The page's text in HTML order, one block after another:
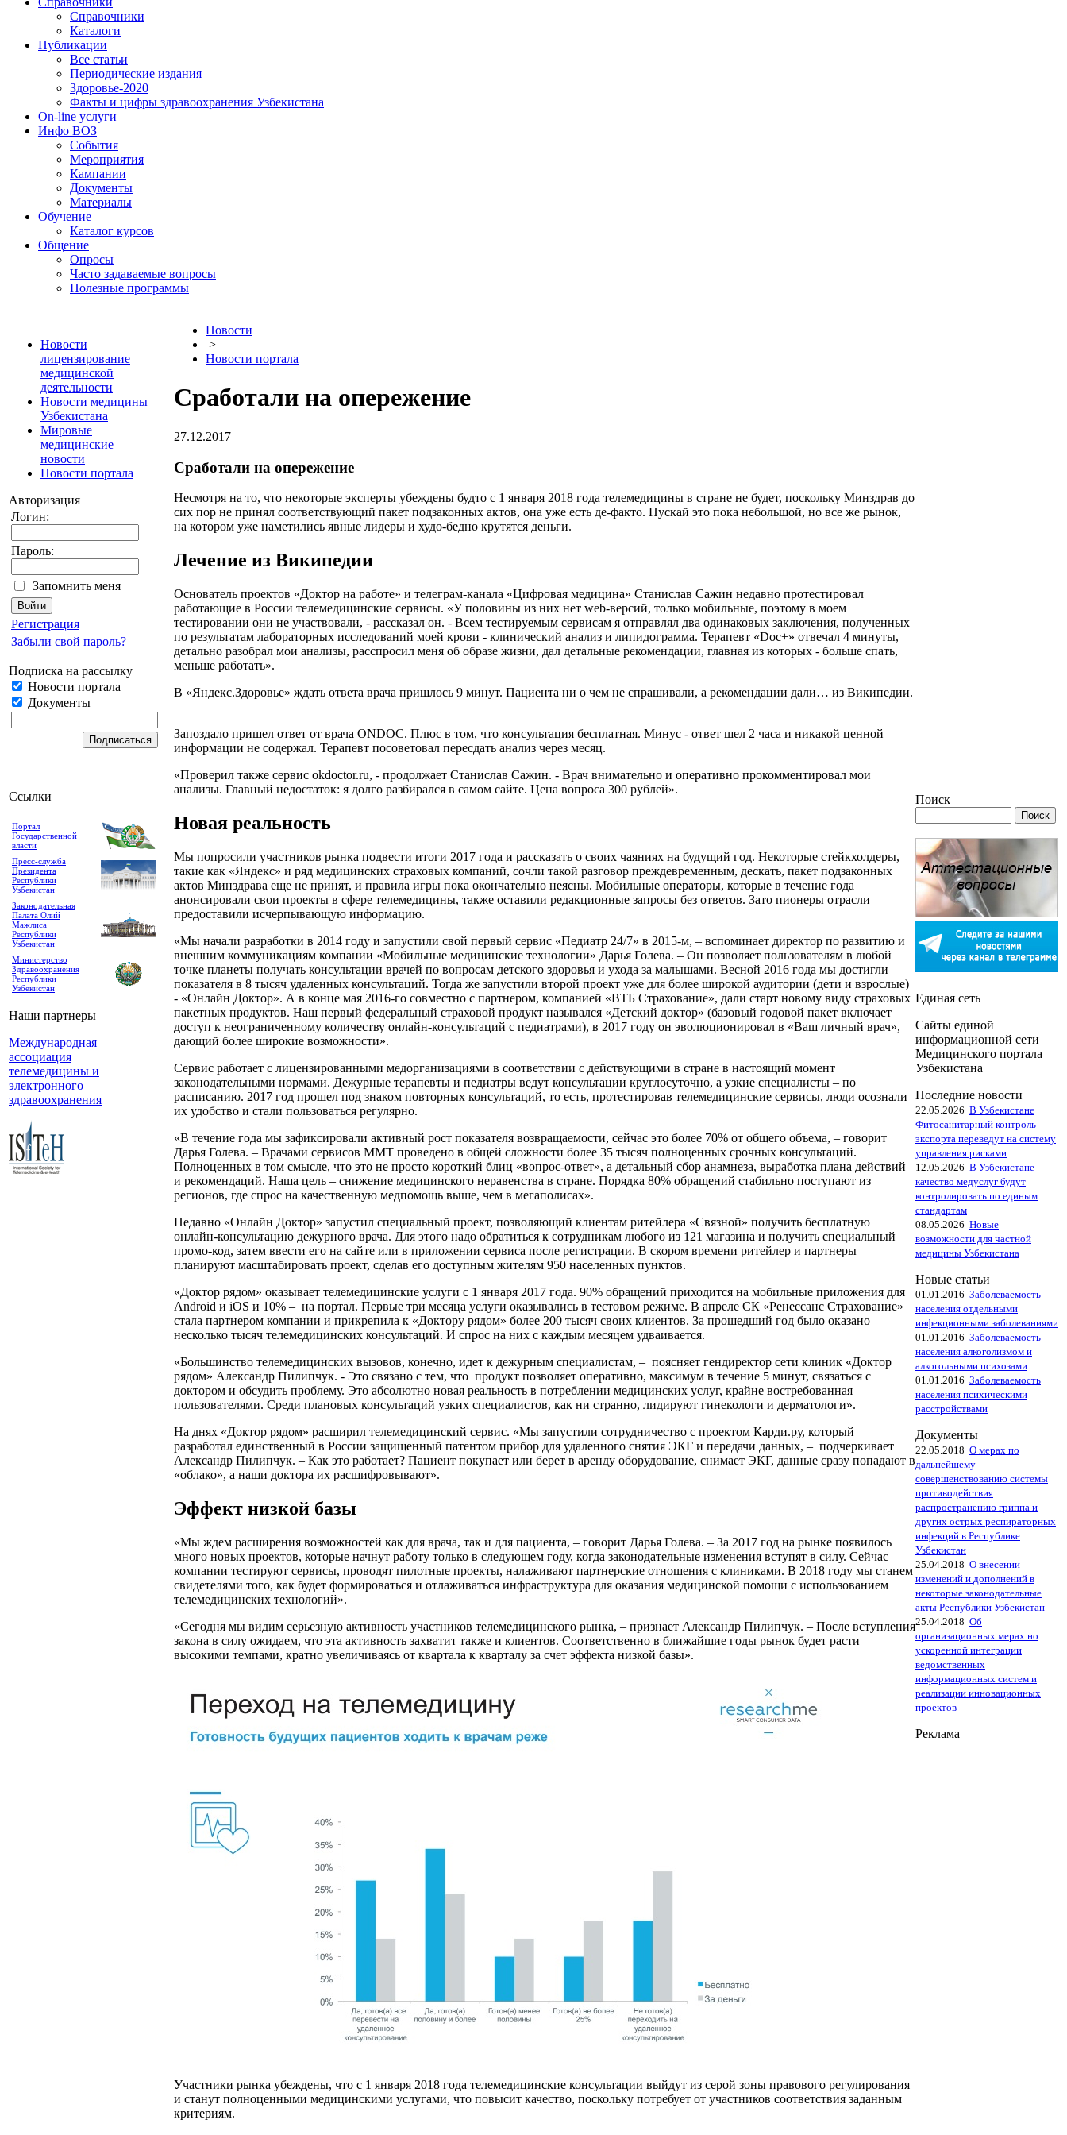
Справочники
Каталоги
Публикации
Все статьи
Периодические издания
Здоровье-2020
Факты и цифры здравоохранения Узбекистана
On-line услуги
Инфо ВОЗ
События
Мероприятия
Кампании
Документы
Материалы
Обучение
Каталог курсов
Общение
Опросы
Часто задаваемые вопросы
Полезные программы
Новости
лицензирование
медицинской
деятельности
Новости медицины
Узбекистана
Мировые
медицинские
новости
Новости портала
Авторизация
Логин:
Пароль:
Запомнить меня
Регистрация
Забыли свой пароль?
Подписка на рассылку
Новости портала
Документы
Ссылки
Портал
Государственной
власти
Пресс-служба
Президента
Республики
Узбекистан
Законодательная
Палата Олий
Мажлиса
Республики
Узбекистан
Министерство
Здравоохранения
Республики
Узбекистан
Наши партнеры
Международная
ассоциация
телемедицины и
электронного
здравоохранения
Новости
>
Новости портала
Сработали на опережение
27.12.2017
Сработали на опережение
Несмотря на то, что некоторые эксперты убеждены будто с 1 января 2018 года телемедицины в стране не будет, поскольку Минздрав до
сих пор не принял соответствующий пакет подзаконных актов, она уже есть де-факто. Пускай это пока небольшой, но все же рынок,
на котором уже наметились явные лидеры и худо-бедно крутятся деньги.
Лечение из Википедии
Основатель проектов «Доктор на работе» и телеграм-канала «Цифровая медицина» Станислав Сажин недавно протестировал
работающие в России телемедицинские сервисы. «У половины из них нет web-версий, только мобильные, поэтому в моем
тестировании они не участвовали, - рассказал он. - Всем тестируемым сервисам я отправлял два одинаковых заключения, полученных
по результатам лабораторных исследований моей крови - клинический анализ и липидограмма. Терапевт «Doc+» отвечал 4 минуты,
детально разобрал мои анализы, расспросил меня об образе жизни, дал детальные рекомендации, главная из которых - больше спать,
меньше работать».
В «Яндекс.Здоровье» ждать ответа врача пришлось 9 минут. Пациента ни о чем не спрашивали, а рекомендации дали… из Википедии.
Запоздало пришел ответ от врача ONDOC. Плюс в том, что консультация бесплатная. Минус - ответ шел 2 часа и никакой ценной
информации не содержал. Терапевт посоветовал пересдать анализ через месяц.
«Проверил также сервис okdoctor.ru, - продолжает Станислав Сажин. - Врач внимательно и оперативно прокомментировал мои
анализы. Главный недостаток: я долго разбирался в самом сайте. Цена вопроса 300 рублей».
Новая реальность
Мы попросили участников рынка подвести итоги 2017 года и рассказать о своих чаяниях на будущий год. Некоторые стейкхолдеры,
такие как «Яндекс» и ряд медицинских страховых компаний, сочли такой разговор преждевременным, дескать, пакет подзаконных
актов Минздрава еще не принят, и правила игры пока окончательно неясны. Мобильные операторы, которые в течение года
анонсировали свои проекты в сфере телемедицины, также оставили редакционные запросы без ответов. Зато пионеры отрасли
предоставили исчерпывающую информацию.
«Мы начали разработки в 2014 году и запустили свой первый сервис «Педиатр 24/7» в 2015-м, – вспоминает директор по развитию и
внешним коммуникациям компании «Мобильные медицинские технологии» Дарья Голева. – Он позволяет пользователям в любой
точке планеты получать консультации врачей по вопросам детского здоровья и ухода за малышами. Весной 2016 года мы достигли
показателя в 8 тысяч удаленных консультаций. Тогда же запустили второй проект уже для более широкой аудитории (дети и взрослые)
- «Онлайн Доктор». А в конце мая 2016-го совместно с партнером, компанией «ВТБ Страхование», дали старт новому виду страховых
пакетных продуктов. Наш первый федеральный страховой продукт назывался «Детский доктор» (базовый годовой пакет включает
доступ к неограниченному количеству онлайн-консультаций с педиатрами), в 2017 году он эволюционировал в «Ваш личный врач»,
дающий более широкие возможности».
Сервис работает с лицензированными медорганизациями в соответствии с действующими в стране в настоящий момент
законодательными нормами. Дежурные терапевты и педиатры ведут консультации круглосуточно, а узкие специалисты – по
расписанию. 2017 год прошел под знаком повторных консультаций, то есть, протестировав телемедицинские сервисы, люди осознали
их удобство и стали пользоваться регулярно.
«В течение года мы зафиксировали активный рост показателя возвращаемости, сейчас это более 70% от общего объема, – говорит
Дарья Голева. – Врачами сервисов ММТ проведено в общей сложности более 35 тысяч полноценных срочных консультаций.
Полноценных в том смысле, что это не просто короткий блиц «вопрос-ответ», а детальный сбор анамнеза, выработка плана действий
и рекомендаций. Наша цель – снижение медицинского неравенства в стране. Порядка 80% обращений стабильно поступают из
регионов, где спрос на качественную медпомощь выше, чем в мегаполисах».
Недавно «Онлайн Доктор» запустил специальный проект, позволяющий клиентам ритейлера «Связной» получить бесплатную
онлайн-консультацию дежурного врача. Для этого надо обратиться к сотрудникам любого из 121 магазина и получить специальный
промо-код, затем ввести его на сайте или в приложении сервиса после регистрации. В скором времени ритейлер и партнеры
планируют масштабировать проект, сделав его доступным жителям 950 населенных пунктов.
«Доктор рядом» оказывает телемедицинские услуги с 1 января 2017 года. 90% обращений приходится на мобильные приложения для
Android и iOS и 10% – на портал. Первые три месяца услуги оказывались в тестовом режиме. В апреле СК «Ренессанс Страхование»
стала партнером компании и прикрепила к «Доктору рядом» более 200 тысяч своих клиентов. За прошедший год было оказано
несколько тысяч телемедицинских консультаций. И спрос на них с каждым месяцем удваивается.
«Большинство телемедицинских вызовов, конечно, идет к дежурным специалистам, – поясняет гендиректор сети клиник «Доктор
рядом» Александр Пилипчук. - Это связано с тем, что продукт позволяет оперативно, максимум в течение 5 минут, связаться с
доктором и обсудить проблему. Это абсолютно новая реальность в потреблении медицинских услуг, крайне востребованная
пользователями. Среди плановых консультаций узких специалистов, как ни странно, лидируют гинекологи и дерматологи».
На днях «Доктор рядом» расширил телемедицинский сервис. «Мы запустили сотрудничество с проектом Карди.ру, который
разработал единственный в России защищенный патентом прибор для удаленного снятия ЭКГ и передачи данных, – подчеркивает
Александр Пилипчук. – Как это работает? Пациент покупает или берет в аренду оборудование, снимает ЭКГ, данные сразу попадают в
«облако», а наши доктора их расшифровывают».
Эффект низкой базы
«Мы ждем расширения возможностей как для врача, так и для пациента, – говорит Дарья Голева. – За 2017 год на рынке появилось
много новых проектов, которые начнут работу только в следующем году, когда законодательные изменения вступят в силу. Сейчас
компании тестируют сервисы, проводят пилотные проекты, налаживают партнерские отношения с клиниками. В 2018 году мы станем
свидетелями того, как будет формироваться и отлаживаться инфраструктура для оказания медицинской помощи с использованием
телемедицинских технологий».
«Сегодня мы видим серьезную активность участников телемедицинского рынка, – признает Александр Пилипчук. – После вступления
закона в силу ожидаем, что эта активность захватит также и клиентов. Соответственно в ближайшие годы рынок будет расти
высокими темпами, кратно увеличиваясь от квартала к кварталу за счет эффекта низкой базы».
Участники рынка убеждены, что с 1 января 2018 года телемедицинские консультации выйдут из серой зоны правового регулирования
и станут полноценными медицинскими услугами, что повысит качество, поскольку потребует от участников соответствия заданным
критериям.
Поиск
Единая сеть
Сайты единой
информационной сети
Медицинского портала
Узбекистана
Последние новости
22.05.2026 В Узбекистане
Фитосанитарный контроль
экспорта переведут на систему
управления рисками
12.05.2026 В Узбекистане
качество медуслуг будут
контролировать по единым
стандартам
08.05.2026 Новые
возможности для частной
медицины Узбекистана
Новые статьи
01.01.2016 Заболеваемость
населения отдельными
инфекционными заболеваниями
01.01.2016 Заболеваемость
населения алкоголизмом и
алкогольными психозами
01.01.2016 Заболеваемость
населения психическими
расстройствами
Документы
22.05.2018 О мерах по
дальнейшему
совершенствованию системы
противодействия
распространению гриппа и
других острых респираторных
инфекций в Республике
Узбекистан
25.04.2018 О внесении
изменений и дополнений в
некоторые законодательные
акты Республики Узбекистан
25.04.2018 Об
организационных мерах но
ускоренной интеграции
ведомственных
информационных систем и
реализации инновационных
проектов
Реклама